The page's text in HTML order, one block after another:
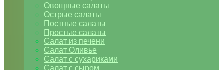
Овощные салаты
Острые салаты
Постные салаты
Простые салаты
Салат из печени
Салат Оливье
Салат с сухариками
Салат с сыром